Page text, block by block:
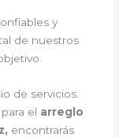
y
de nuestros
de servicios.
el arreglo
encontrarás